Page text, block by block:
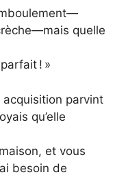
quelle
! »
parvint
qu’elle
et vous
besoin de